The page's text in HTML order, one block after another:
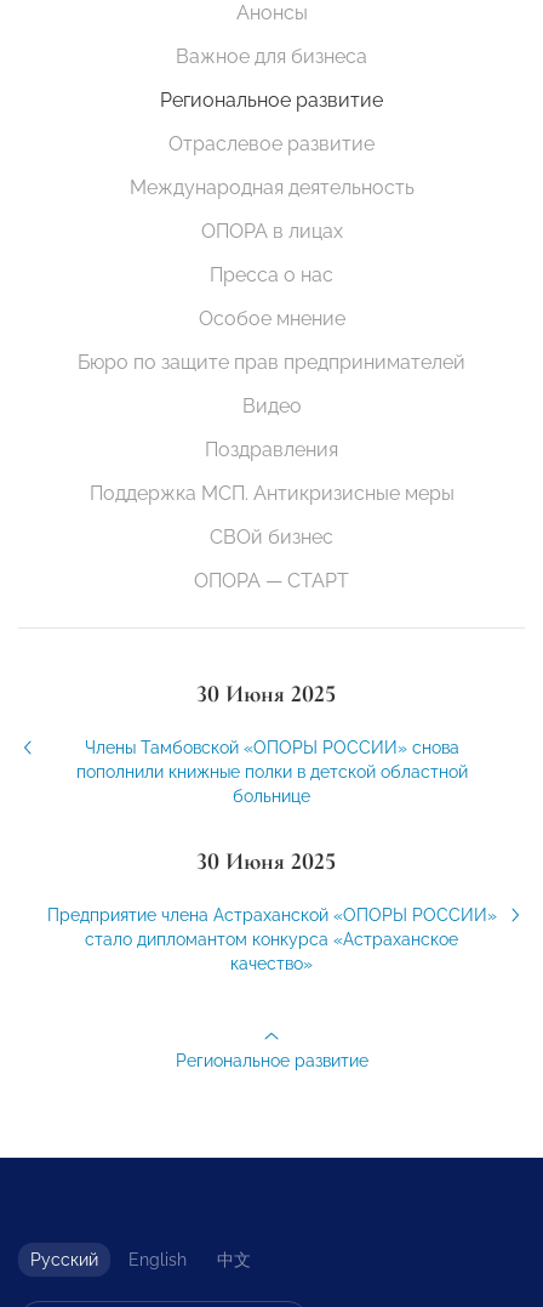
Анонсы
Важное для бизнеса
Региональное развитие
Отраслевое развитие
Международная деятельность
ОПОРА в лицах
Пресса о нас
Особое мнение
Бюро по защите прав предпринимателей
Видео
Поздравления
Поддержка МСП. Антикризисные меры
СВОй бизнес
ОПОРА — СТАРТ
30 Июня 2025
Члены Тамбовской «ОПОРЫ РОССИИ» снова
пополнили книжные полки в детской областной
больнице
30 Июня 2025
Предприятие члена Астраханской «ОПОРЫ РОССИИ»
стало дипломантом конкурса «Астраханское
качество»
Региональное развитие
Русский English 中文